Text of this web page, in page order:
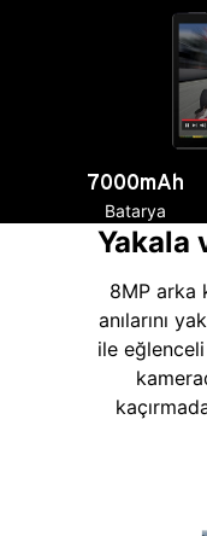
7000mAh
Batarya
Yakala
8MP arka
anılarını
ile